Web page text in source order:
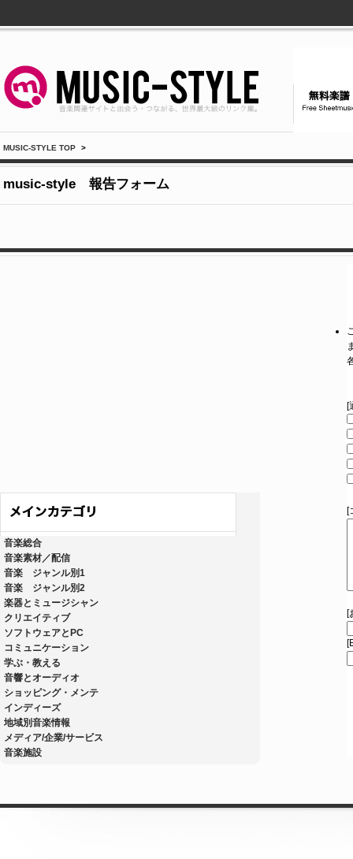
MUSIC-STYLE TOP >
music-style 報告フォーム
音楽総合
音楽素材／配信
音楽 ジャンル別1
音楽 ジャンル別2
楽器とミュージシャン
クリエイティブ
ソフトウェアとPC
コミュニケーション
学ぶ・教える
音響とオーディオ
ショッピング・メンテ
インディーズ
地域別音楽情報
メディア/企業/サービス
音楽施設
[
[
[